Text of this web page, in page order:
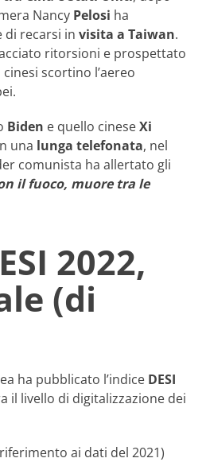
Nancy Pelosi ha
di recarsi in visita a Taiwan.
ritorsioni e prospettato
scortino l’aereo
Biden e quello cineseXi
una lunga telefonata, nel
comunista ha allertato gli
il fuoco, muore tra le
2022,
(di
ha pubblicato l’indice DESI
il livello di digitalizzazione dei
ai dati del 2021)